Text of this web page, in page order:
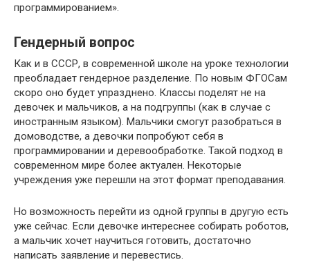
программированием».
Гендерный вопрос
Как и в СССР, в современной школе на уроке технологии
преобладает гендерное разделение. По новым ФГОСам
скоро оно будет упразднено. Классы поделят не на
девочек и мальчиков, а на подгруппы (как в случае с
иностранным языком). Мальчики смогут разобраться в
домоводстве, а девочки попробуют себя в
программировании и деревообработке. Такой подход в
современном мире более актуален. Некоторые
учреждения уже перешли на этот формат преподавания.
Но возможность перейти из одной группы в другую есть
уже сейчас. Если девочке интереснее собирать роботов,
а мальчик хочет научиться готовить, достаточно
написать заявление и перевестись.